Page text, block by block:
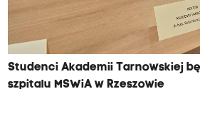
Studenci Akademii Tarnowskiej
szpitalu MSWiA w Rzeszowie